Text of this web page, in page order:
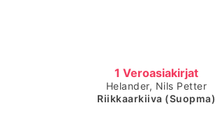
1 Veroasiakirjat
Čájet dárkkes dieđuid
Helander, Nils Petter
Riikkaarkiiva (Suopma)